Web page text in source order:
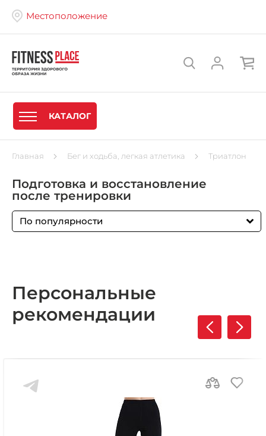
Местоположение
КАТАЛОГ
Главная Бег и ходьба, легкая атлетика Триатлон
Подготовка и восстановление
после тренировки
По популярности
Персональные
рекомендации